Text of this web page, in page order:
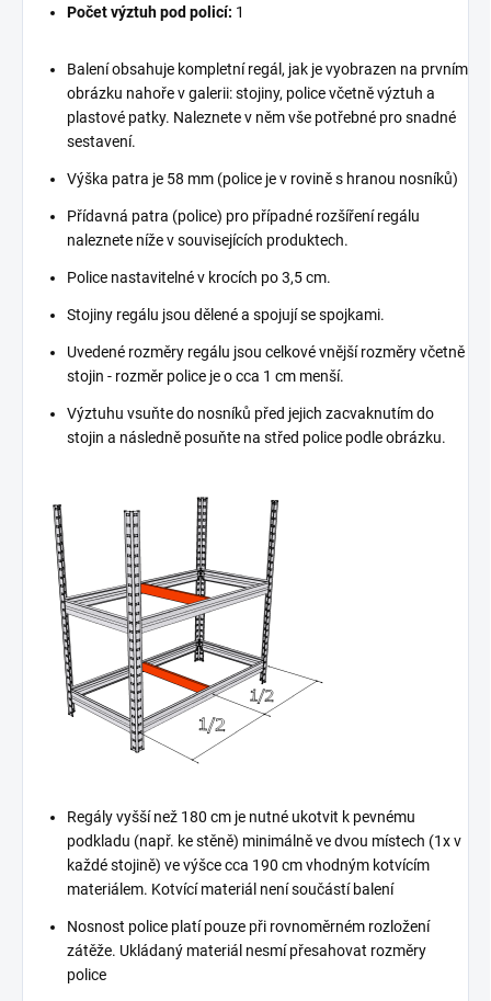
Počet výztuh pod policí: 1
Balení obsahuje kompletní regál, jak je vyobrazen na prvním
obrázku nahoře v galerii: stojiny, police včetně výztuh a
plastové patky. Naleznete v něm vše potřebné pro snadné
sestavení.
Výška patra je 58 mm (police je v rovině s hranou nosníků)
Přídavná patra (police) pro případné rozšíření regálu
naleznete níže v souvisejících produktech.
Police nastavitelné v krocích po 3,5 cm.
Stojiny regálu jsou dělené a spojují se spojkami.
Uvedené rozměry regálu jsou celkové vnější rozměry včetně
stojin - rozměr police je o cca 1 cm menší.
Výztuhu vsuňte do nosníků před jejich zacvaknutím do
stojin a následně posuňte na střed police podle obrázku.
Regály vyšší než 180 cm je nutné ukotvit k pevnému
podkladu (např. ke stěně) minimálně ve dvou místech (1x v
každé stojině) ve výšce cca 190 cm vhodným kotvícím
materiálem. Kotvící materiál není součástí balení
Nosnost police platí pouze při rovnoměrném rozložení
zátěže. Ukládaný materiál nesmí přesahovat rozměry
police